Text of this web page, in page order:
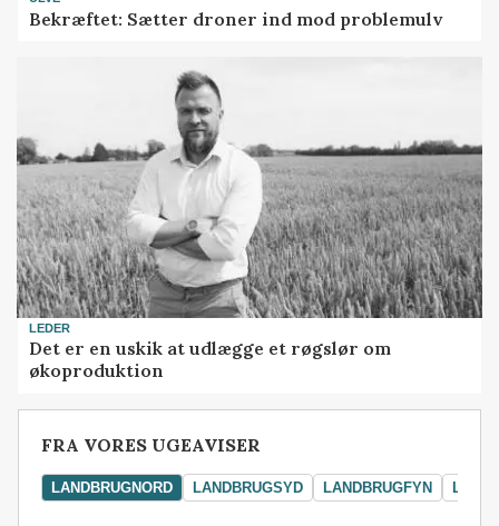
Bekræftet: Sætter droner ind mod problemulv
LEDER
Det er en uskik at udlægge et røgslør om
økoproduktion
FRA VORES UGEAVISER
LANDBRUGNORD LANDBRUGSYD LANDBRUGFYN